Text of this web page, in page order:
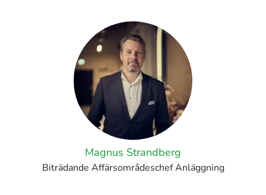
Magnus Strandberg
Biträdande Affärsområdeschef Anläggning